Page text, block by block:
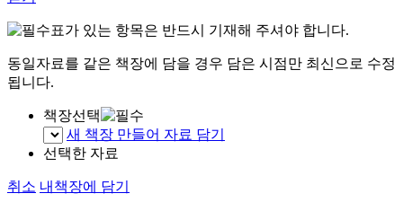
표가 있는 항목은 반드시 기재해 주셔야 합니다.
동일자료를 같은 책장에 담을 경우 담은 시점만 최신으로 수정
됩니다.
책장선택
새 책장 만들어 자료 담기
선택한 자료
취소 내책장에 담기